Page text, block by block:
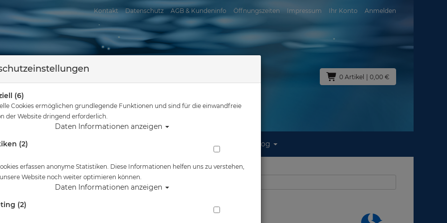
Kontakt Datenschutz AGB & Kundeninfo Öffnungszeiten Impressum Ihr Konto Anmelden
0 Artikel | 0,00 €
Reisen Blog
hier Tauchausrüstung Scubapro Atemregler MK17 Evo - S600 - DIN 300 #
Scubapro Atemregler MK17 Evo - S600 - DIN 300 #
(6)
Cookies ermöglichen grundlegende Funktionen und sind für die einwandfreie
der Website dringend erforderlich.
Daten Informationen anzeigen
(2)
erfassen anonyme Statistiken. Diese Informationen helfen uns zu verstehen,
Website noch weiter optimieren können.
Daten Informationen anzeigen
(2)